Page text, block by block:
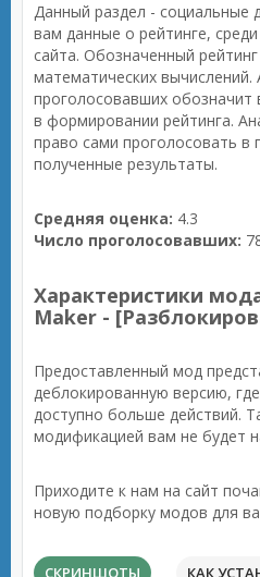
Данный раздел - социальные
вам данные о рейтинге,
сайта. Обозначенный
математических вычислений.
проголосовавших обозначит
в формировании рейтинга.
право сами проголосовать в
полученные результаты.
Средняя оценка: 4.3
Число проголосовавших:
Характеристики
Maker -
Предоставленный мод
деблокированную версию,
доступно больше действий.
модификацией вам не будет
Приходите к нам на сайт
новую подборку модов для
СКРИНШОТЫ КАК